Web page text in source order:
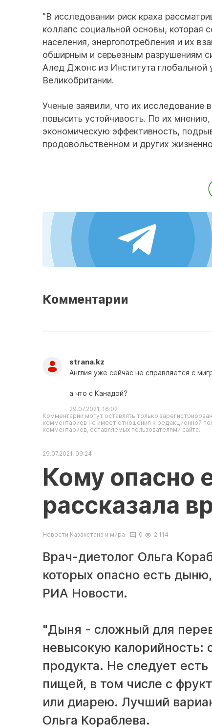
"В исследовании риск краха
коллапс социальной основы, которая
населения, энергопотребления и их
обширным и серьезным разрушениям
Алед Джонс из Института глобальной
Великобритании.
Ученые заявили, что их
повысить устойчивость. По их
экономическую эффективность,
продовольственном и других
Комментарии
strana.kz
Англия уже сейчас не справляется с
а что с Канадой?
29.07.2021, 16:02
Комментарии могут оставлять только
комментариев не имеет отношения к редакционной
комментариев, оставляемых пользователями сайта.
29.07.2021, 09:24
Кому опасно
рассказала
Новости Казахстана и мира 0 2 114
Врач-диетолог Ольга
которых опасно есть
РИА Новости.
"Дыня - сложный для
невысокую калорийность:
продукта. Не следует
пищей, в том числе с
или диарею. Лучший
Ольга Кораблева.